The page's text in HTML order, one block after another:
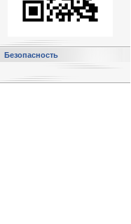
Безопасность